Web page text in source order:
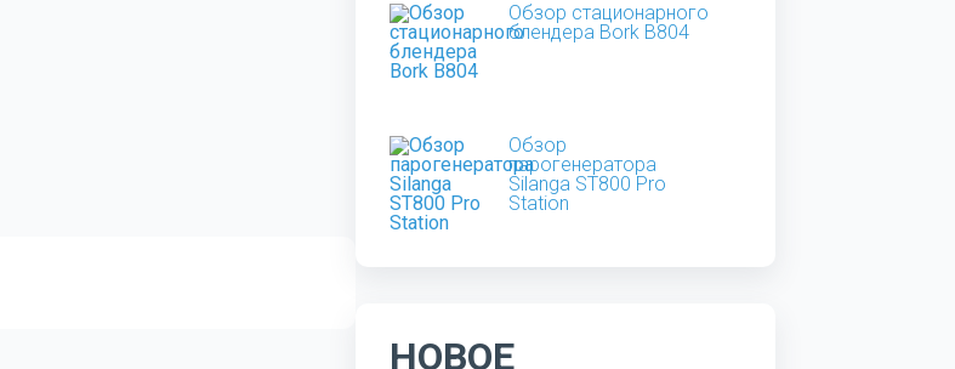
Обзор стационарного
блендера Bork B804
Обзор
парогенератора
Silanga ST800 Pro
Station
НОВОЕ